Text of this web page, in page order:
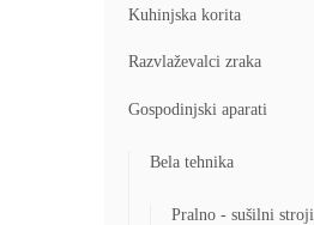
Kuhinjska korita
Razvlaževalci zraka
Gospodinjski aparati
Bela tehnika
Pralno - sušilni stroji